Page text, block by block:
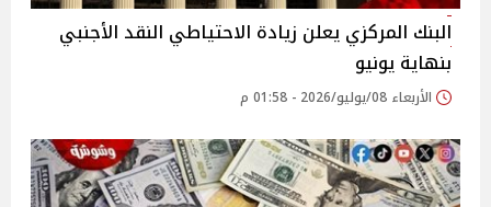
البنك المركزي يعلن زيادة الاحتياطي النقد الأجنبي
بنهاية يونيو
الأربعاء 08/يوليو/2026 - 01:58 م